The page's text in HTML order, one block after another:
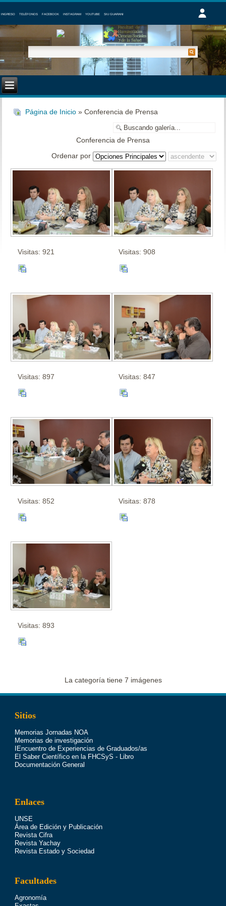
INGRESO TELÉFONOS FACEBOOK INSTAGRAM YOUTUBE SIU GUARANI
Página de Inicio» Conferencia de Prensa
Conferencia de Prensa
Ordenar por
Visitas: 921 Visitas: 908
Visitas: 897 Visitas: 847
Visitas: 852 Visitas: 878
Visitas: 893
La categoría tiene 7 imágenes
Sitios
Memorias Jornadas NOA
Memorias de investigación
IEncuentro de Experiencias de Graduados/as
El Saber Científico en la FHCSyS - Libro
Documentación General
Enlaces
UNSE
Área de Edición y Publicación
Revista Cifra
Revista Yachay
Revista Estado y Sociedad
Facultades
Agronomía